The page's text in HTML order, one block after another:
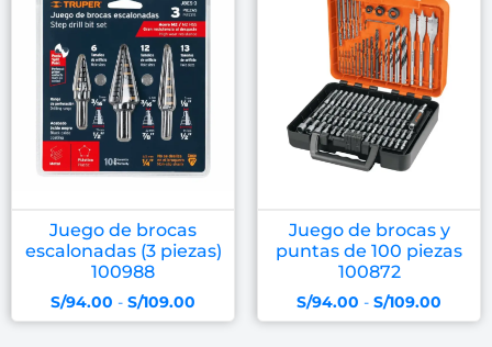
Juego de brocas
escalonadas (3 piezas)
100988
S/94.00 - S/109.00
Juego de brocas y
puntas de 100 piezas
100872
S/94.00 - S/109.00